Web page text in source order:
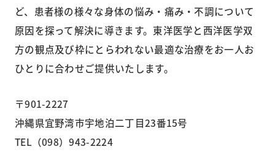
ど、患者様の様々な身体の悩み・痛み・不調について
原因を探って解決に導きます。東洋医学と西洋医学双
方の観点及び枠にとらわれない最適な治療をお一人お
ひとりに合わせご提供いたします。
〒901-2227
沖縄県宜野湾市宇地泊二丁目23番15号
TEL（098）943-2224